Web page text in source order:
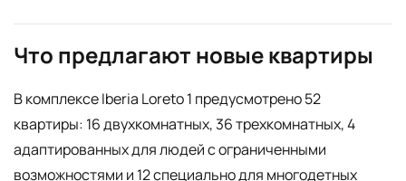
Что предлагают новые квартиры
В комплексе Iberia Loreto 1 предусмотрено 52
квартиры: 16 двухкомнатных, 36 трехкомнатных, 4
адаптированных для людей с ограниченными
возможностями и 12 специально для многодетных